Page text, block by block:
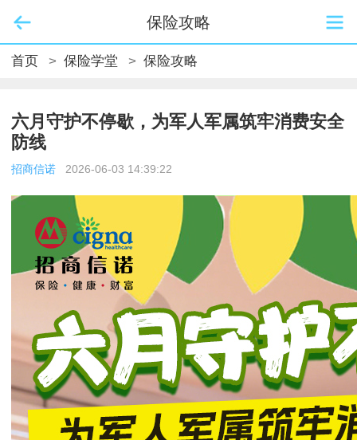
保险攻略
首页 > 保险学堂 > 保险攻略
六月守护不停歇，为军人军属筑牢消费安全
防线
招商信诺 2026-06-03 14:39:22